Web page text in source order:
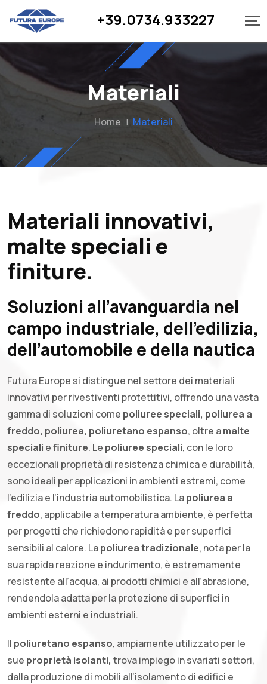
+39.0734.933227
Materiali
Home | Materiali
Materiali innovativi,
malte speciali e
finiture.
Soluzioni all’avanguardia nel
campo industriale, dell’edilizia,
dell’automobile e della nautica
Futura Europe si distingue nel settore dei materiali
innovativi per rivestiventi protettitivi, offrendo una vasta
gamma di soluzioni come poliuree speciali, poliurea a
freddo, poliurea, poliuretano espanso, oltre amalte
speciali efiniture. Le poliuree speciali, con le loro
eccezionali proprietà di resistenza chimica e durabilità,
sono ideali per applicazioni in ambienti estremi, come
l’edilizia e l’industria automobilistica. Lapoliurea a
freddo, applicabile a temperatura ambiente, è perfetta
per progetti che richiedono rapidità e per superfici
sensibili al calore. Lapoliurea tradizionale, nota per la
sua rapida reazione e indurimento, è estremamente
resistente all’acqua, ai prodotti chimici e all’abrasione,
rendendola adatta per la protezione di superfici in
ambienti esterni e industriali.
Il poliuretano espanso, ampiamente utilizzato per le
sue proprietà isolanti, trova impiego in svariati settori,
dalla produzione di mobili all’isolamento di edifici e